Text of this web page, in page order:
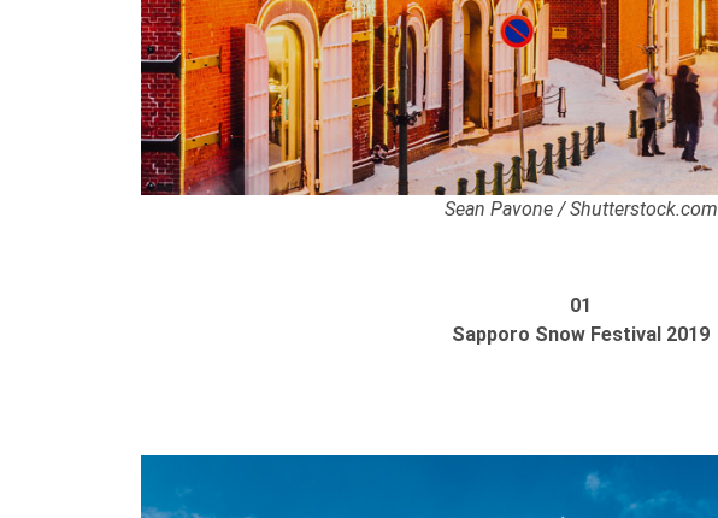
Sean Pavone / Shutterstock.com
01
Sapporo Snow Festival 2019